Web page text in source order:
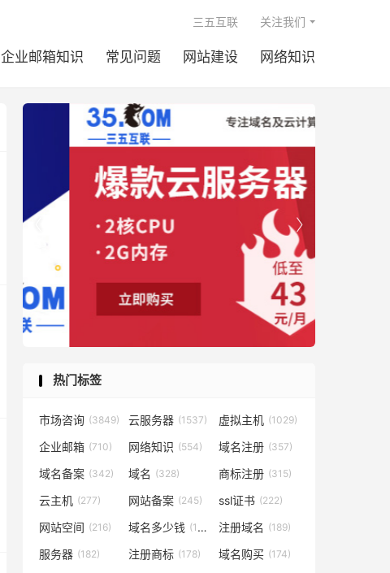
企业邮箱知识 常见问题 网站建设 网络知识
三五互联 关注我们

热门标签
市场咨询 (3849) 云服务器 (1537) 虚拟主机 (1029)
企业邮箱 (710) 网络知识 (554) 域名注册 (357)
域名备案 (342) 域名 (328) 商标注册 (315)
云主机 (277) 网站备案 (245) ssl证书 (222)
网站空间 (216) 域名多少钱 (194) 注册域名 (189)
服务器 (182) 注册商标 (178) 域名购买 (174)